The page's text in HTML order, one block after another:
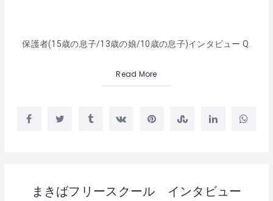
保護者(15歳の息子/13歳の娘/10歳の息子)インタビュー Q.
Read More
まきばフリースクール インタビュー